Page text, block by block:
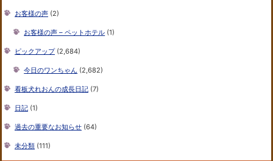
お客様の声 (2)
お客様の声 – ペットホテル (1)
ピックアップ(2,684)
今日のワンちゃん (2,682)
看板犬れおんの成長日記 (7)
日記 (1)
過去の重要なお知らせ (64)
未分類 (111)